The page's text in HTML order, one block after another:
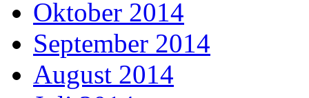
Oktober 2014
September 2014
August 2014